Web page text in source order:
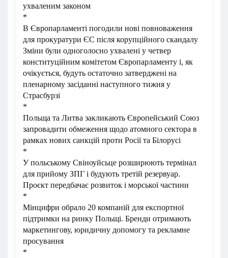
ухваленим законом
*
В Європарламенті погодили нові повноваження
для прокуратури ЄС після корупційного скандалу
Зміни були одноголосно ухвалені у четвер
конституційним комітетом Європарламенту і, як
очікується, будуть остаточно затверджені на
пленарному засіданні наступного тижня у
Страсбурзі
*
Польща та Литва закликають Європейський Союз
запровадити обмеження щодо атомного сектора в
рамках нових санкцій проти Росії та Білорусі
*
У польському Свіноуйсьце розширюють термінал
для прийому ЗПГ і будують третій резервуар.
Проєкт передбачає розвиток і морської частини
*
Мінцифри обрало 20 компаній для експортної
підтримки на ринку Польщі. Бренди отримають
маркетингову, юридичну допомогу та рекламне
просування
*